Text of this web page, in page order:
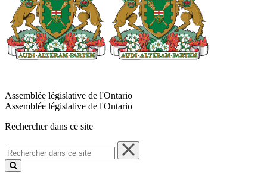
Assemblée législative de l'Ontario
Assemblée législative de l'Ontario
Rechercher dans ce site
Rechercher
dans
ce